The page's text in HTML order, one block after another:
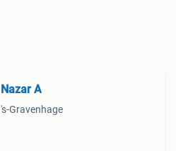
Nazar A
's-Gravenhage